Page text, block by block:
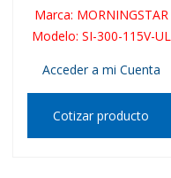
Marca: MORNINGSTAR
Modelo: SI-300-115V-UL
Acceder a mi Cuenta
Cotizar producto